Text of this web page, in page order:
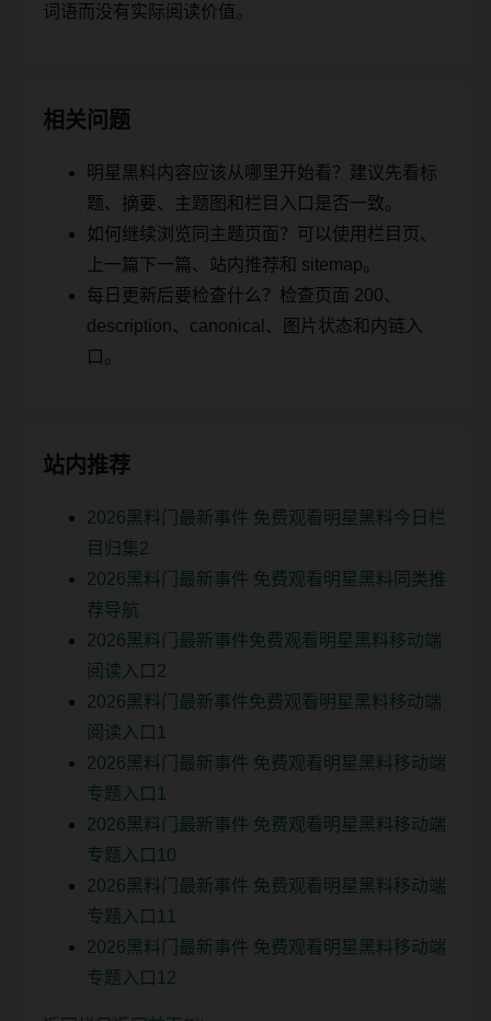
词语而没有实际阅读价值。
相关问题
明星黑料内容应该从哪里开始看？建议先看标
题、摘要、主题图和栏目入口是否一致。
如何继续浏览同主题页面？可以使用栏目页、
上一篇下一篇、站内推荐和 sitemap。
每日更新后要检查什么？检查页面 200、
description、canonical、图片状态和内链入
口。
站内推荐
2026黑料门最新事件 免费观看明星黑料今日栏
目归集2
2026黑料门最新事件 免费观看明星黑料同类推
荐导航
2026黑料门最新事件免费观看明星黑料移动端
阅读入口2
2026黑料门最新事件免费观看明星黑料移动端
阅读入口1
2026黑料门最新事件 免费观看明星黑料移动端
专题入口1
2026黑料门最新事件 免费观看明星黑料移动端
专题入口10
2026黑料门最新事件 免费观看明星黑料移动端
专题入口11
2026黑料门最新事件 免费观看明星黑料移动端
专题入口12